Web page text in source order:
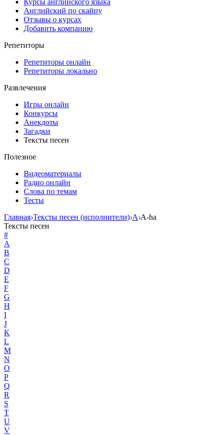
Курсы английского языка
Английский по скайпу
Отзывы о курсах
Добавить компанию
Репетиторы
Репетиторы онлайн
Репетиторы локально
Развлечения
Игры онлайн
Конкурсы
Анекдоты
Загадки
Тексты песен
Полезное
Видеоматериалы
Радио онлайн
Слова по темам
Тесты
Главная›Тексты песен (исполнители)›A›A-ha
Тексты песен
#
A
B
C
D
E
F
G
H
I
J
K
L
M
N
O
P
Q
R
S
T
U
V